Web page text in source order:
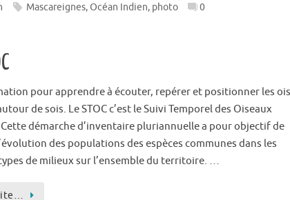
Mascareignes,Océan Indien, photo 0
pour apprendre à écouter, repérer et positionner les
de sois. Le STOC c’est le Suivi Temporel des Oiseaux
démarche d’inventaire pluriannuelle a pour objectif de
des populations des espèces communes dans les
de milieux sur l’ensemble du territoire. …